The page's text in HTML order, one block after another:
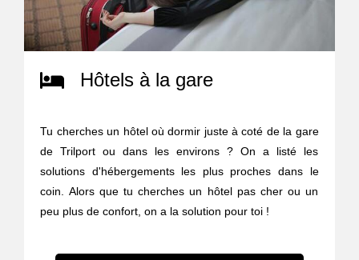
Hôtels à la gare
Tu cherches un hôtel où dormir juste à coté de la gare
de Trilport ou dans les environs ? On a listé les
solutions d'hébergements les plus proches dans le
coin. Alors que tu cherches un hôtel pas cher ou un
peu plus de confort, on a la solution pour toi !